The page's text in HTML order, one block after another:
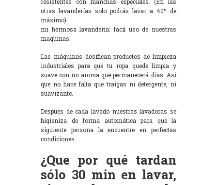
otras lavanderías solo podrás lavar a 40º de
máximo)
mi hermosa lavandería: facil uso de nuestras
maquinas.
Las máquinas dosifican productos de limpieza
industriales para que tu ropa quede limpia y
suave con un aroma que permanecerá días. Así
que no hace falta que traigas ni detergente, ni
suavizante.
Después de cada lavado nuestras lavadoras se
higieniza de forma automática para que la
siguiente persona la encuentre en perfectas
condiciones.
¿Que por qué tardan
sólo 30 min en lavar,